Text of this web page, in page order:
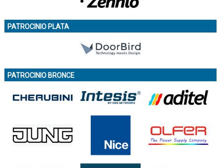
PATROCINIO PLATA
PATROCINIO BRONCE